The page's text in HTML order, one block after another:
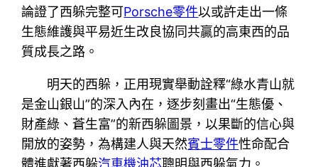
論證了西躲完整可Porsche零件以或許走出一條
生態維護與平易近生改良協同共贏的高東西的品
質成長之路。
明天的西躲，正用現實舉動詮釋“綠水青山就
是金山銀山”的深入內在，逐步刻畫出“生態優、
財產綠、蒼生富”的新西躲圖景，以果斷的信心與
開放的姿勢，為構建人與天然賓士零件性命配合
體進獻著西躲汽車機油芯聰明與西躲氣力。